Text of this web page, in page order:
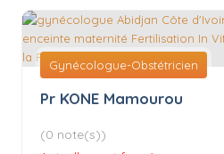
Gynécologue-Obstétricien
Pr KONE Mamourou
(0 note(s))